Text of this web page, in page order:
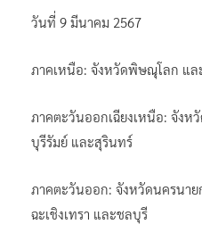
วันที่ 9 มีนาคม 2567
ภาคเหนือ: จังหวัดพิษณุโลก แล
ภาคตะวันออกเฉียงเหนือ: จังห
บุรีรัมย์ และสุรินทร์
ภาคตะวันออก: จังหวัดนครนา
ฉะเชิงเทรา และชลบุรี